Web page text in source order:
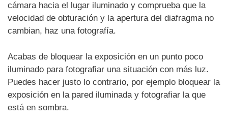
cámara hacia el lugar iluminado y comprueba que la
velocidad de obturación y la apertura del diafragma no
cambian, haz una fotografía.
Acabas de bloquear la exposición en un punto poco
iluminado para fotografiar una situación con más luz.
Puedes hacer justo lo contrario, por ejemplo bloquear la
exposición en la pared iluminada y fotografiar la que
está en sombra.